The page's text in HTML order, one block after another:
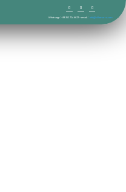
Whatsapp : +39 351 714 6672 – email :info@villamorro.com